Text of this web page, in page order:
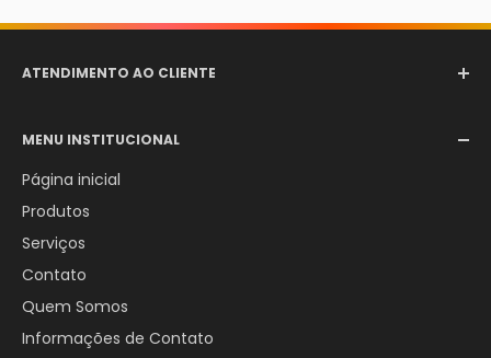
ATENDIMENTO AO CLIENTE
WhatsApp:+55 (12) 98246-4555
MENU INSTITUCIONAL
Página inicial
Produtos
Serviços
Contato
Quem Somos
Informações de Contato